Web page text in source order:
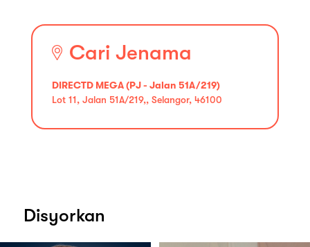
Cari Jenama
DIRECTD MEGA (PJ - Jalan 51A/219)
Lot 11, Jalan 51A/219,, Selangor, 46100
Disyorkan